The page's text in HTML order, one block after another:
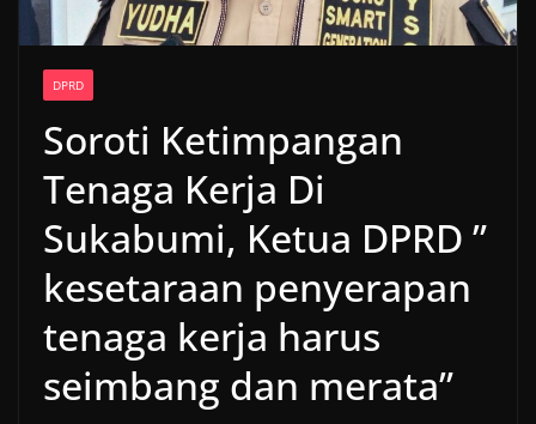
DPRD
Soroti Ketimpangan
Tenaga Kerja Di
Sukabumi, Ketua DPRD ”
kesetaraan penyerapan
tenaga kerja harus
seimbang dan merata”